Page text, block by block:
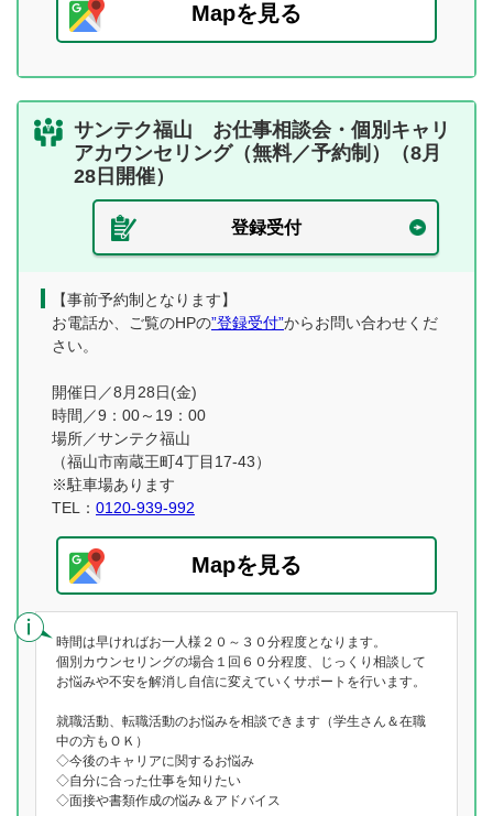
Mapを見る
サンテク福山 お仕事相談会・個別キャリ
アカウンセリング（無料／予約制）（8月
28日開催）
登録受付
【事前予約制となります】
お電話か、ご覧のHPの”登録受付”からお問い合わせくだ
さい。
開催日／8月28日(金)
時間／9：00～19：00
場所／サンテク福山
（福山市南蔵王町4丁目17-43）
※駐車場あります
TEL： 0120-939-992
Mapを見る
時間は早ければお一人様２０～３０分程度となります。
個別カウンセリングの場合１回６０分程度、じっくり相談して
お悩みや不安を解消し自信に変えていくサポートを行います。
就職活動、転職活動のお悩みを相談できます（学生さん＆在職
中の方もＯＫ）
◇今後のキャリアに関するお悩み
◇自分に合った仕事を知りたい
◇面接や書類作成の悩み＆アドバイス